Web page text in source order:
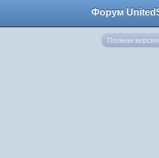
Полная версия